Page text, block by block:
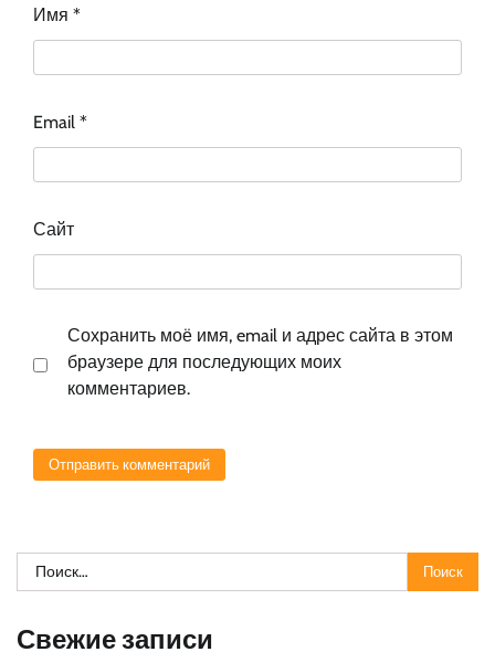
Имя *
Email *
Сайт
Сохранить моё имя, email и адрес сайта в этом
браузере для последующих моих
комментариев.
Найти:
Свежие записи